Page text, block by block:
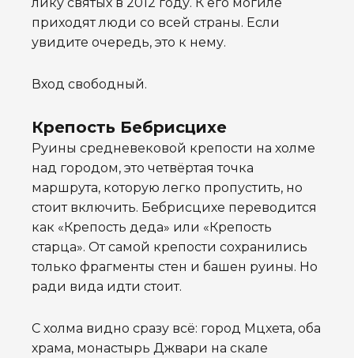
лику святых в 2012 году. К его могиле
приходят люди со всей страны. Если
увидите очередь, это к нему.
Вход свободный.
Крепость Бебрисцихе
Руины средневековой крепости на холме
над городом, это четвёртая точка
маршрута, которую легко пропустить, но
стоит включить. Бебрисцихе переводится
как «Крепость деда» или «Крепость
старца». От самой крепости сохранились
только фрагменты стен и башен руины. Но
ради вида идти стоит.
С холма видно сразу всё: город Мцхета, оба
храма, монастырь Джвари на скале